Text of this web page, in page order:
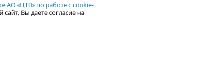
АО «ЦТВ» по работе с cookie-
Вы даете согласие на